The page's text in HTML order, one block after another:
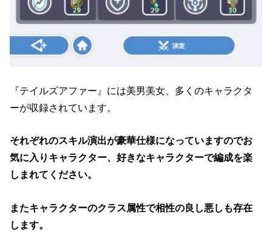
『テイルズアファー』には美男美女、多くのキャラクタ
ーが収録されています。
それぞれのスキル演出が豪華仕様になっていますのでお
気に入りキャラクター、好きなキャラクターで編成を楽
しまれてください。
またキャラクターのクラス属性で相性の良し悪しも存在
します。